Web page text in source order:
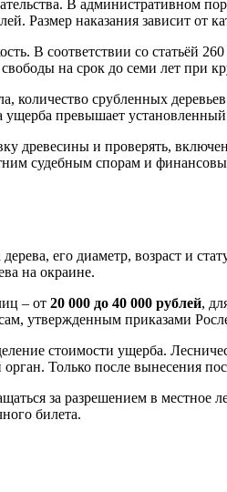
В административном
Размер наказания зависит от
В соответствии со статьёй
на срок до семи лет
количество срубленных
ущерба превышает установленный
древесины и проверять,
судебным спорам и
его диаметр, возраст и
на окраине.
– от 20 000 до 40 000 рублей,
утвержденным приказами
стоимости ущерба.
Только после вынесения
за разрешением в местное
билета.